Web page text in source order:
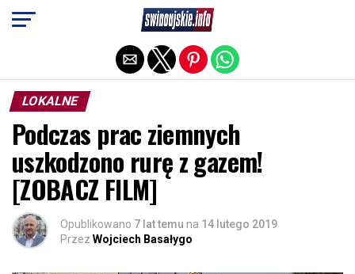
LOKALNE
Podczas prac ziemnych
uszkodzono rurę z gazem!
[ZOBACZ FILM]
Opublikowano 7 lat temu na 14 lutego 2019
Przez Wojciech Basałygo
Exit mobile version